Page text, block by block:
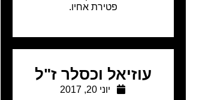
פטירת אחיו.
עוזיאל וכסלר ז"ל
יוני 20, 2017